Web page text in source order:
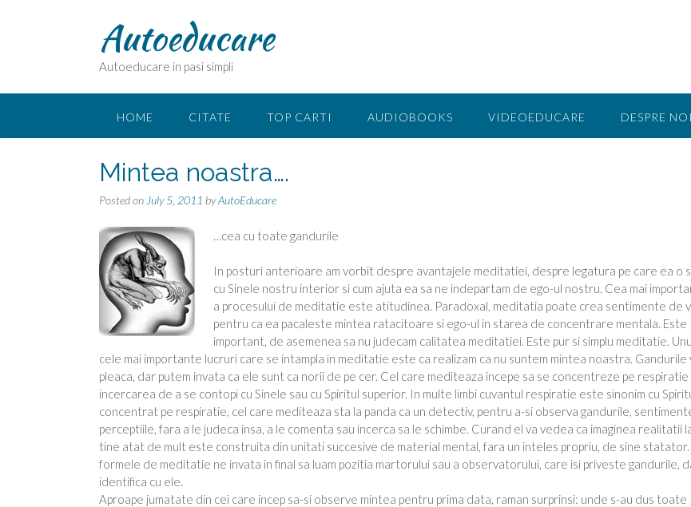
Autoeducare
Autoeducare in pasi simpli
HOME CITATE TOP CARTI AUDIOBOOKS VIDEOEDUCARE DESPRE NOI
Mintea noastra….
Posted on July 5, 2011 byAutoEducare
…cea cu toate gandurile
In posturi anterioare am vorbit despre avantajele meditatiei, despre legatura pe care ea o
cu Sinele nostru interior si cum ajuta ea sa ne indepartam de ego-ul nostru. Cea mai
a procesului de meditatie este atitudinea. Paradoxal, meditatia poate crea sentimente de
pentru ca ea pacaleste mintea ratacitoare si ego-ul in starea de concentrare mentala. Este
important, de asemenea sa nu judecam calitatea meditatiei. Este pur si simplu meditatie.
cele mai importante lucruri care se intampla in meditatie este ca realizam ca nu suntem mintea noastra. Gandurile
pleaca, dar putem invata ca ele sunt ca norii de pe cer. Cel care mediteaza incepe sa se concentreze pe respiratie
incercarea de a se contopi cu Sinele sau cu Spiritul superior. In multe limbi cuvantul respiratie este sinonim cu
concentrat pe respiratie, cel care mediteaza sta la panda ca un detectiv, pentru a-si observa gandurile,
perceptiile, fara a le judeca insa, a le comenta sau incerca sa le schimbe. Curand el va vedea ca imaginea realitatii
tine atat de mult este construita din unitati succesive de material mental, fara un inteles propriu, de sine
formele de meditatie ne invata in final sa luam pozitia martorului sau a observatorului, care isi priveste gandurile,
identifica cu ele.
Aproape jumatate din cei care incep sa-si observe mintea pentru prima data, raman surprinsi: unde s-au dus toate